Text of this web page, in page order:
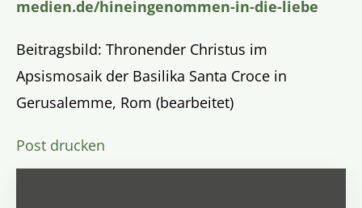
medien.de/hineingenommen-in-die-liebe
Beitragsbild: Thronender Christus im
Apsismosaik der Basilika Santa Croce in
Gerusalemme, Rom (bearbeitet)
Post drucken